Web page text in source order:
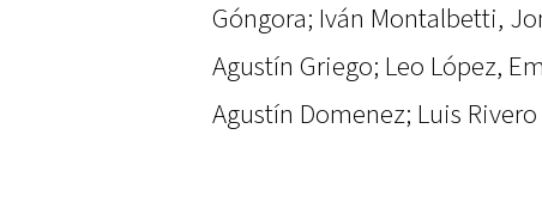
Góngora; Iván Montalbetti,
Agustín Griego; Leo López,
Agustín Domenez; Luis